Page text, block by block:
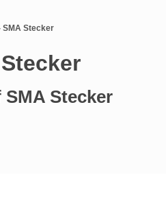
SMA Stecker
Stecker